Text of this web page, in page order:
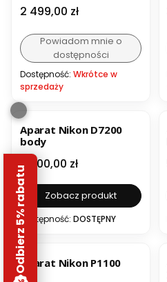
Cena
2 499,00 zł
Powiadom mnie o
dostępności
Dostępność: Wkrótce w
sprzedaży
Aparat Nikon D7200
body
Cena
3 900,00 zł
Zobacz produkt
Dostępność: DOSTĘPNY
Aparat Nikon P1100
Odbierz 5% rabatu